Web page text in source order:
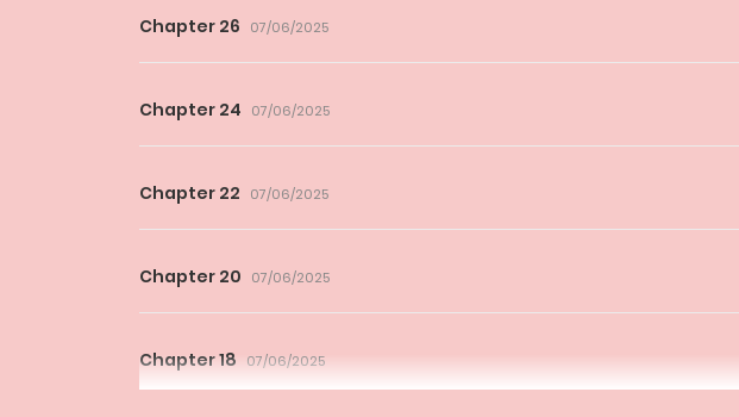
Chapter 26 07/06/2025
Chapter 24 07/06/2025
Chapter 22 07/06/2025
Chapter 20 07/06/2025
Chapter 18 07/06/2025